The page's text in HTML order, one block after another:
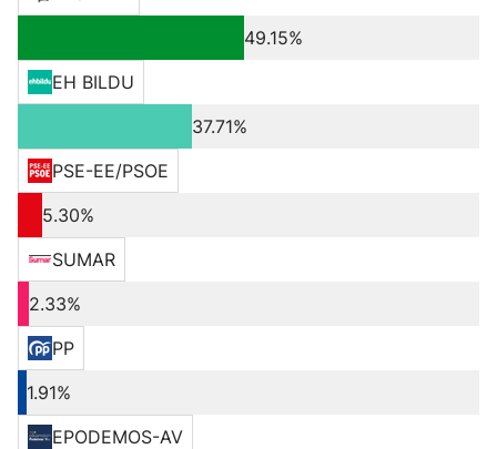
49.15%
EH BILDU
37.71%
PSE-EE/PSOE
5.30%
SUMAR
2.33%
PP
1.91%
EPODEMOS-AV